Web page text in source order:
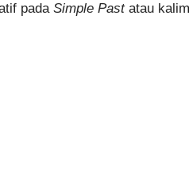
pada Simple Pastatau